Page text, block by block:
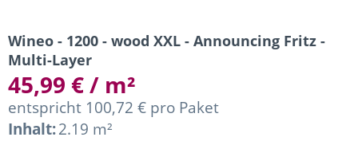
Wineo - 1200 - wood XXL - Announcing Fritz -
Multi-Layer
45,99 € / m²
entspricht 100,72 € pro Paket
Inhalt:2.19 m²